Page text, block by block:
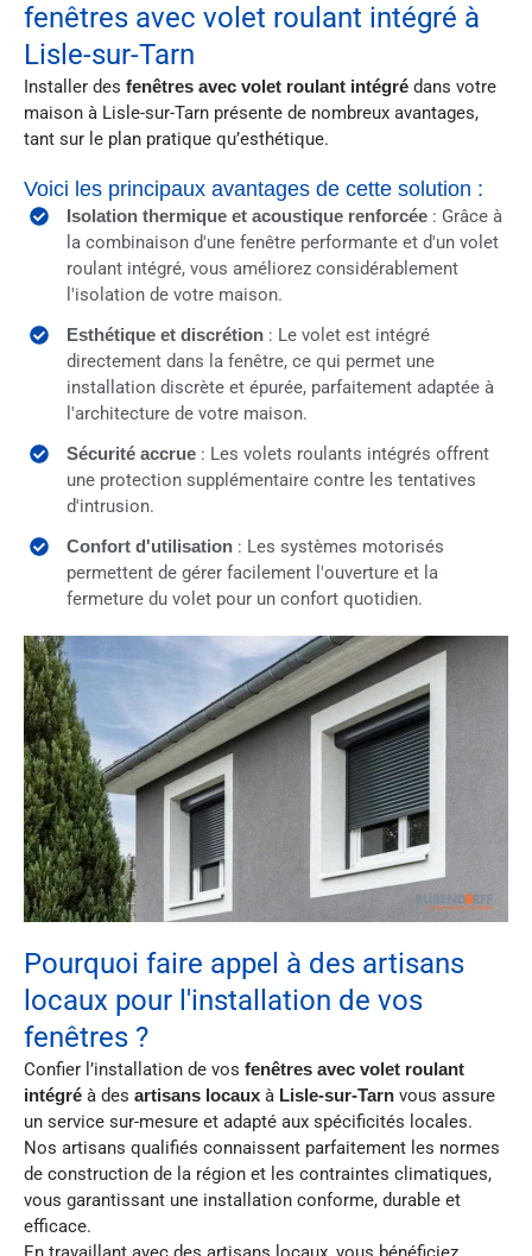
fenêtres avec volet roulant intégré à
Lisle-sur-Tarn
Installer des fenêtres avec volet roulant intégré dans votre
maison à Lisle-sur-Tarn présente de nombreux avantages,
tant sur le plan pratique qu’esthétique.
Voici les principaux avantages de cette solution :
Isolation thermique et acoustique renforcée : Grâce à
la combinaison d'une fenêtre performante et d'un volet
roulant intégré, vous améliorez considérablement
l'isolation de votre maison.
Esthétique et discrétion : Le volet est intégré
directement dans la fenêtre, ce qui permet une
installation discrète et épurée, parfaitement adaptée à
l'architecture de votre maison.
Sécurité accrue : Les volets roulants intégrés offrent
une protection supplémentaire contre les tentatives
d'intrusion.
Confort d'utilisation : Les systèmes motorisés
permettent de gérer facilement l'ouverture et la
fermeture du volet pour un confort quotidien.
Pourquoi faire appel à des artisans
locaux pour l'installation de vos
fenêtres ?
Confier l’installation de vos fenêtres avec volet roulant
intégré à des artisans locaux à Lisle-sur-Tarn vous assure
un service sur-mesure et adapté aux spécificités locales.
Nos artisans qualifiés connaissent parfaitement les normes
de construction de la région et les contraintes climatiques,
vous garantissant une installation conforme, durable et
efficace.